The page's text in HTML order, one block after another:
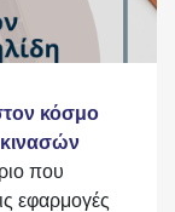
κόσμο
κινασών
που
εφαρμογές